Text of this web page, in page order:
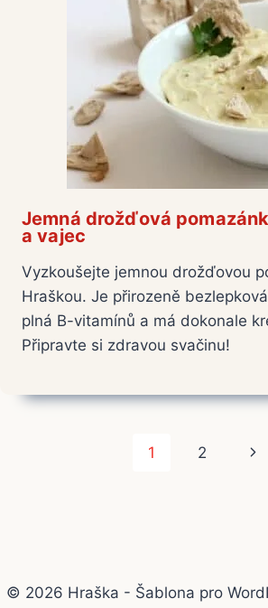
Jemná drožďová
a vajec
Vyzkoušejte jemnou drožďovou
Hraškou. Je přirozeně
plná B-vitamínů a má dokonale
Připravte si zdravou svačinu!
Navigace
1 2
© 2026 Hraška - Šablona pro